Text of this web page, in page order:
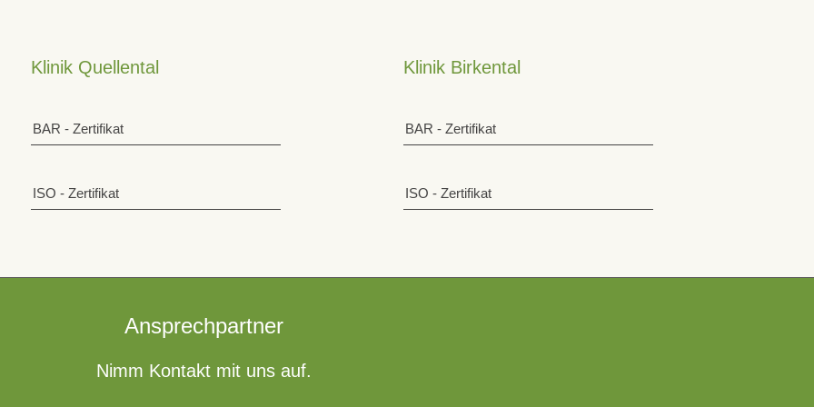
Klinik Quellental
BAR - Zertifikat
ISO - Zertifikat
Klinik Birkental
BAR - Zertifikat
ISO - Zertifikat
Ansprechpartner
Nimm Kontakt mit uns auf.